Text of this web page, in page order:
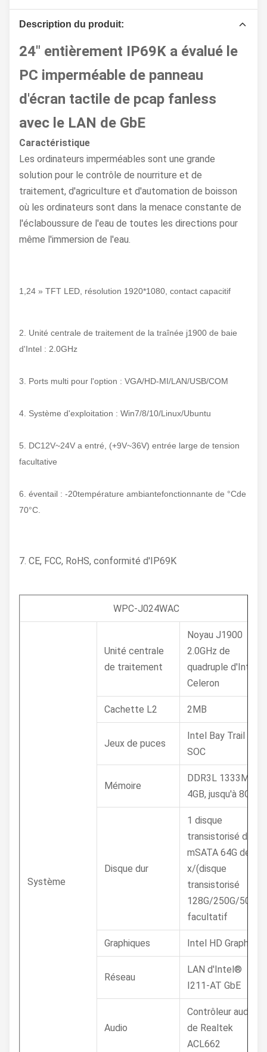
Description du produit:
24" entièrement IP69K a évalué le
PC imperméable de panneau
d'écran tactile de pcap fanless
avec le LAN de GbE
Caractéristique
Les ordinateurs imperméables sont une grande
solution pour le contrôle de nourriture et de
traitement, d'agriculture et d'automation de boisson
où les ordinateurs sont dans la menace constante de
l'éclaboussure de l'eau de toutes les directions pour
même l'immersion de l'eau.
1,24 » TFT LED, résolution 1920*1080, contact capacitif
2. Unité centrale de traitement de la traînée j1900 de baie
d'Intel : 2.0GHz
3. Ports multi pour l'option : VGA/HD-MI/LAN/USB/COM
4. Système d'exploitation : Win7/8/10/Linux/Ubuntu
5. DC12V~24V a entré, (+9V~36V) entrée large de tension
facultative
6. éventail : -20température ambiantefonctionnante de °Cde
70°C.
7. CE, FCC, RoHS, conformité d'IP69K
WPC-J024WAC
Système
Unité centrale
de traitement
Noyau J1900
2.0GHz de
quadruple d'Intel
Celeron
Cachette L2 2MB
Jeux de puces
Intel Bay Trail
SOC
Mémoire
DDR3L 1333MHz
4GB, jusqu'à 8GB
Disque dur
1 disque
transistorisé du
mSATA 64G de
x/(disque
transistorisé
128G/250G/500G)
facultatif
Graphiques Intel HD Graphics
Réseau
LAN d'Intel®
I211-AT GbE
Audio
Contrôleur audio
de Realtek
ACL662